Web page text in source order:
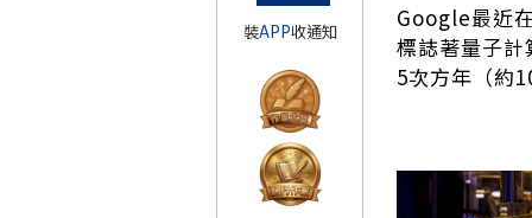
裝APP收通知
Google最近
標誌著量子
5次方年（約